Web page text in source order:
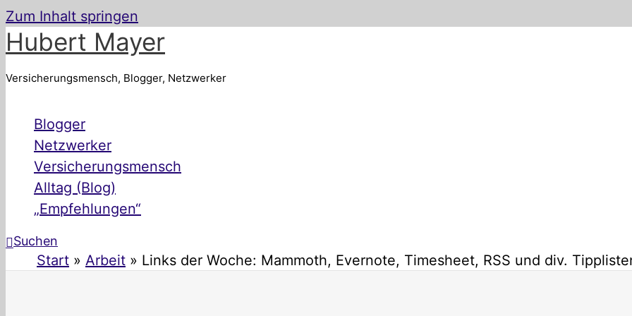
Zum Inhalt springen
Hubert Mayer
Versicherungsmensch, Blogger, Netzwerker
Blogger
Netzwerker
Versicherungsmensch
Alltag (Blog)
„Empfehlungen“
Suchen
Start Arbeit Links der Woche: Mammoth, Evernote, Timesheet, RSS und div.